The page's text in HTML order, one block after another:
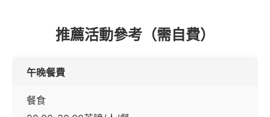
推薦活動參考（需自費）
午晚餐費
餐食